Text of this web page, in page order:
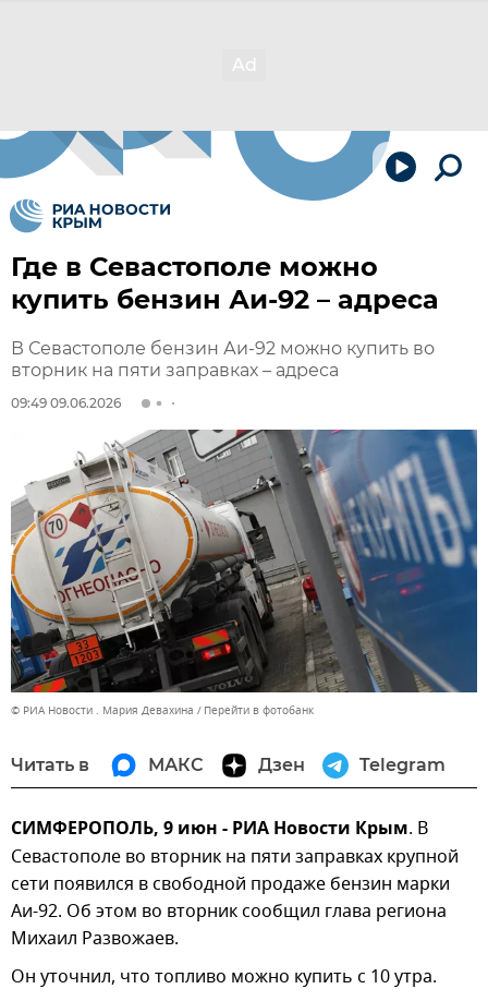
Где в Севастополе можно
купить бензин Аи-92 – адреса
В Севастополе бензин Аи-92 можно купить во
вторник на пяти заправках – адреса
09:49 09.06.2026
© РИА Новости . Мария Девахина Перейти в фотобанк
Читать в МАКС Дзен Telegram
СИМФЕРОПОЛЬ, 9 июн - РИА Новости Крым. В
Севастополе во вторник на пяти заправках крупной
сети появился в свободной продаже бензин марки
Аи-92. Об этом во вторник сообщил глава региона
Михаил Развожаев.
Он уточнил, что топливо можно купить с 10 утра.